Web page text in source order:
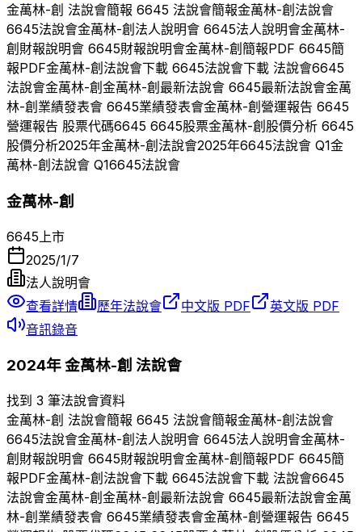
金萬林-創 法說會簡報 6645 法說會簡報金萬林-創 法說會
6645法說會金萬林-創 法人說明會 6645法人說明會金萬林-
創 財報說明會 6645財報說明會金萬林-創 簡報PDF 6645簡
報PDF金萬林-創 法說會下載 6645法說會下載 法說會6645
法說會金萬林-創 金萬林-創 最新法說會 6645最新法說會金萬
林-創 業績發表會 6645業績發表會金萬林-創 營運報告 6645
營運報告 股票代碼6645 6645股票金萬林-創 股價分析 6645
股價分析2025年金萬林-創 法說會2025年6645法說會 Q1金
萬林-創 法說會 Q16645法說會
金萬林-創
6645 上市
2025/1/7
法人說明會
查看詳情
歷年法說會 中文版 PDF
英文版 PDF
音訊錄音
2024年金萬林-創 法說會
找到 3 筆法說會資料
金萬林-創 法說會簡報 6645 法說會簡報金萬林-創法說會
6645法說會金萬林-創法人說明會 6645法人說明會金萬林-
創財報說明會 6645財報說明會金萬林-創簡報PDF 6645簡
報PDF金萬林-創法說會下載 6645法說會下載 法說會6645
法說會金萬林-創金萬林-創最新法說會 6645最新法說會金萬
林-創業績發表會 6645業績發表會金萬林-創營運報告 6645